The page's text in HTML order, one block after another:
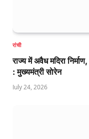
रांची
राज्य में अवैध मदिरा
: मुख्यमंत्री साेरेन
July 24, 2026